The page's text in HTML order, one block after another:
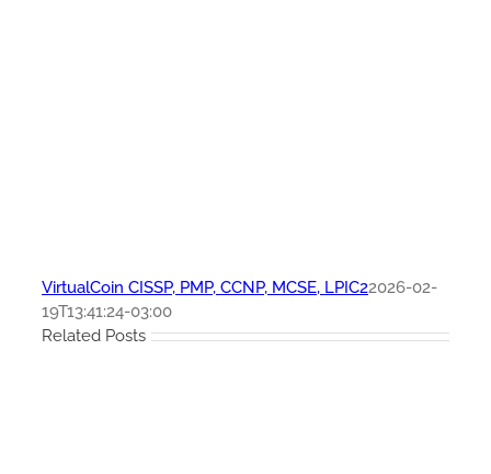
VirtualCoin CISSP, PMP, CCNP, MCSE, LPIC22026-02-
19T13:41:24-03:00
Related Posts